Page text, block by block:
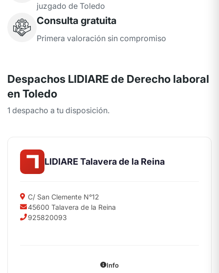
juzgado de Toledo
Consulta gratuita
Primera valoración sin compromiso
Despachos LIDIARE de Derecho laboral
en Toledo
1 despacho a tu disposición.
LIDIARE Talavera de la Reina
C/ San Clemente N°12
45600 Talavera de la Reina
925820093
Info